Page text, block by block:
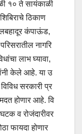
१० ते सायंकाळी
ठिकाण
कंपाऊंड,
नागरि
लाभ घ्यावा,
केले आहे. या उ
सरकारी प्र
होणार आहे. वि
व रोजंदारीवर
फायदा होणार